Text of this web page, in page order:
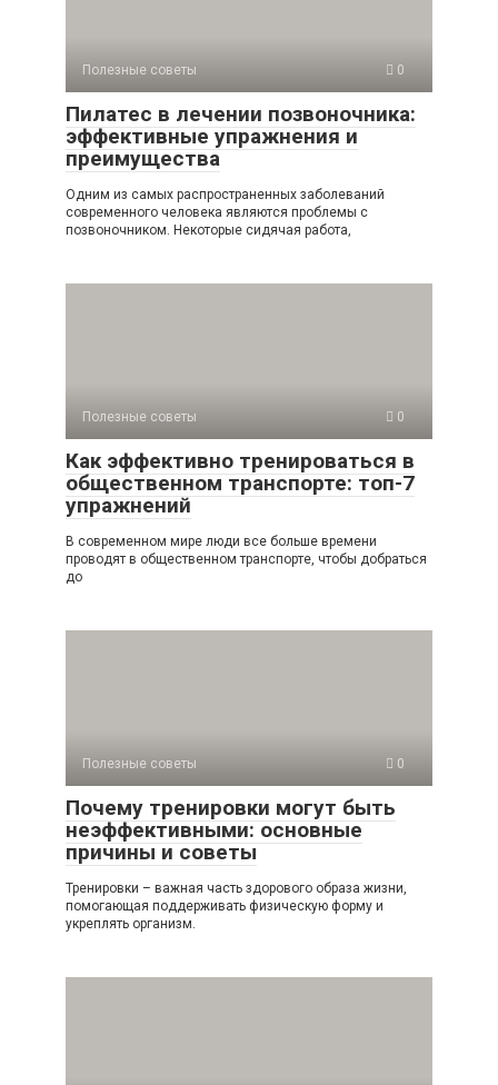
Полезные советы 0
Пилатес в лечении позвоночника:
эффективные упражнения и
преимущества
Одним из самых распространенных заболеваний
современного человека являются проблемы с
позвоночником. Некоторые сидячая работа,
Полезные советы 0
Как эффективно тренироваться в
общественном транспорте: топ-7
упражнений
В современном мире люди все больше времени
проводят в общественном транспорте, чтобы добраться
до
Полезные советы 0
Почему тренировки могут быть
неэффективными: основные
причины и советы
Тренировки – важная часть здорового образа жизни,
помогающая поддерживать физическую форму и
укреплять организм.